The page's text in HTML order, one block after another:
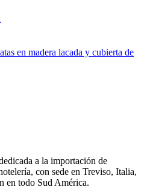
a la importación de
con sede en Treviso, Italia,
en todo Sud América.